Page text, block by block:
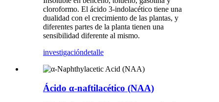
cloroformo. El ácido 3-indolacético tiene una
dualidad con el crecimiento de las plantas, y
diferentes partes de la planta tienen una
sensibilidad diferente al mismo.
investigacióndetalle
Ácido α-naftilacético (NAA)